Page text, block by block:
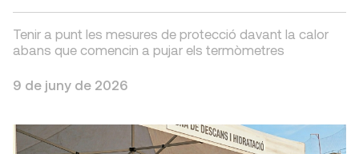
Tenir a punt les mesures de protecció davant la calor
abans que comencin a pujar els termòmetres
9 de juny de 2026